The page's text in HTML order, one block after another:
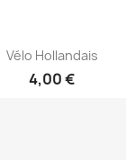
Aperçu rapide
Vélo Hollandais
4,00 €